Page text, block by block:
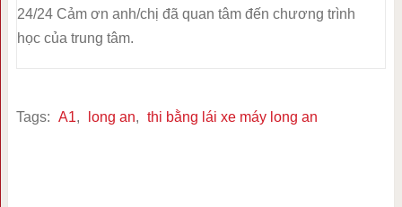
24/24 Cảm ơn anh/chị đã quan tâm đến chương trình
học của trung tâm.
Tags: A1, long an, thi bằng lái xe máy long an